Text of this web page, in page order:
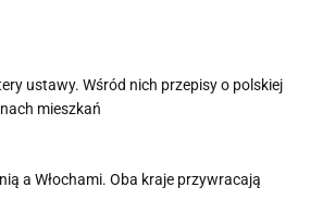
ustawy. Wśród nich przepisy o polskiej
mieszkań
a Włochami. Oba kraje przywracają